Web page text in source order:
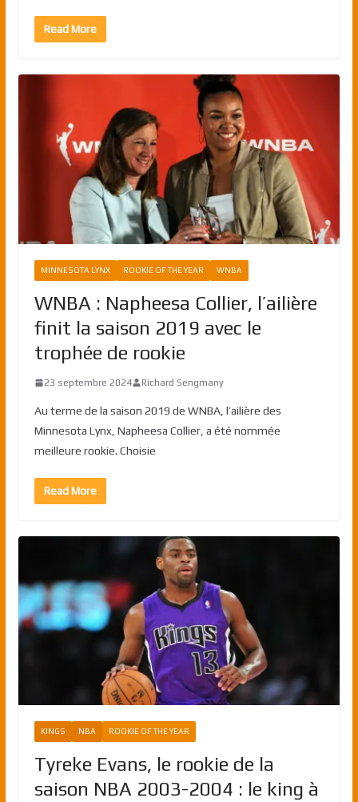
Read More
MINNESOTA LYNX ROOKIE OF THE YEAR WNBA
WNBA : Napheesa Collier, l’ailière
finit la saison 2019 avec le
trophée de rookie
23 septembre 2024 Richard Sengmany
Au terme de la saison 2019 de WNBA, l’ailière des
Minnesota Lynx, Napheesa Collier, a été nommée
meilleure rookie. Choisie
Read More
KINGS NBA ROOKIE OF THE YEAR
Tyreke Evans, le rookie de la
saison NBA 2003-2004 : le king à